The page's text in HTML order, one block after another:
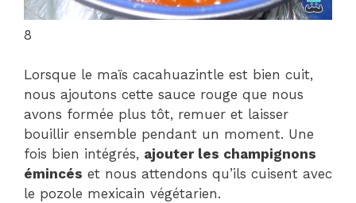
8
Lorsque le maïs cacahuazintle est bien cuit,
nous ajoutons cette sauce rouge que nous
avons formée plus tôt, remuer et laisser
bouillir ensemble pendant un moment. Une
fois bien intégrés, ajouter les champignons
émincés et nous attendons qu’ils cuisent avec
le pozole mexicain végétarien.